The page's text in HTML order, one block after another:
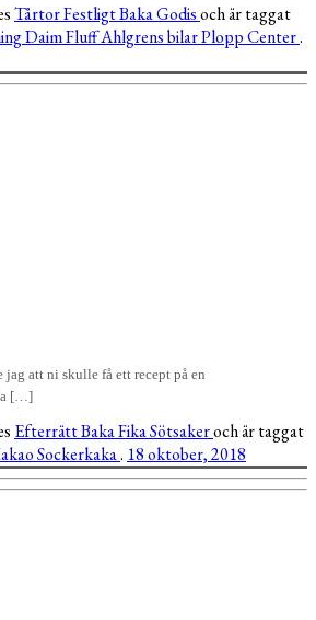
TårtorFestligtBakaGodisoch är taggat
DaimFluffAhlgrens bilarPloppCenter.
jag att ni skulle få ett recept på en
[…]
EfterrättBakaFikaSötsakeroch är taggat
Sockerkaka. 18 oktober, 2018